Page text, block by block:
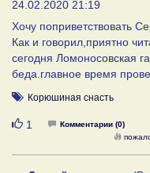
24.02.2020 21:19
Хочу поприветствовать
Как и говорил,приятно
сегодня Ломоносовская
беда.главное время
Корюшиная снасть
Нравится
1 Комментарии (0)